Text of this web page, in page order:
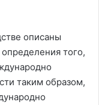
описаны
того,
таким образом,